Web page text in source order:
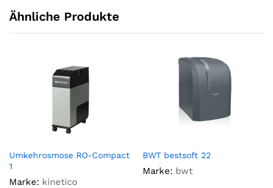
Ähnliche Produkte
Umkehrosmose RO-Compact
1
Marke: kinetico
BWT bestsoft 22
Marke: bwt